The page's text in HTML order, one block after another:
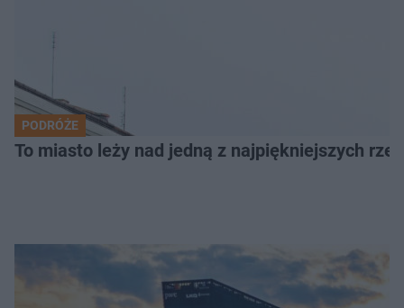
PODRÓŻE
To miasto leży nad jedną z najpiękniejszych